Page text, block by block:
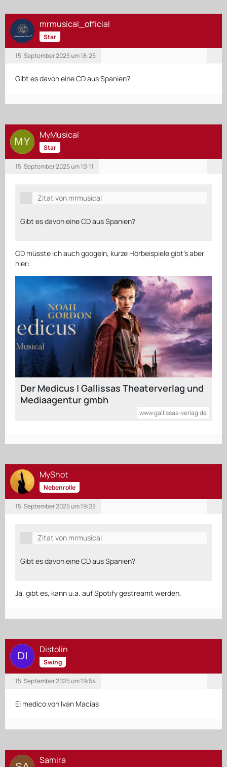
mrmusical_official
Star
15. September 2025 um 18:25
Gibt es davon eine CD aus Spanien?
MyMusical
Star
15. September 2025 um 19:11
Zitat von mrmusical
Gibt es davon eine CD aus Spanien?
CD müsste ich auch googeln, kurze Hörbeispiele gibt’s aber
hier:
Der Medicus | Gallissas Theaterverlag und
Mediaagentur gmbh
www.gallissas-verlag.de
MyShot
Nebenrolle
15. September 2025 um 19:28
Zitat von mrmusical
Gibt es davon eine CD aus Spanien?
Ja, gibt es, kann u.a. auf Spotify gestreamt werden.
Distolin
Swing
15. September 2025 um 19:54
El medico von Ivan Macias
Samira